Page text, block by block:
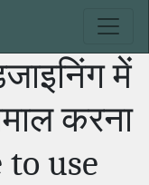
में
करना
to use